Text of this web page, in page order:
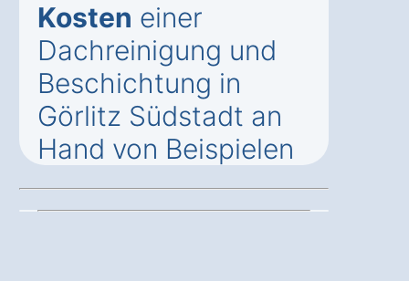
Kosten einer
Dachreinigung und
Beschichtung in
Görlitz Südstadt an
Hand von Beispielen